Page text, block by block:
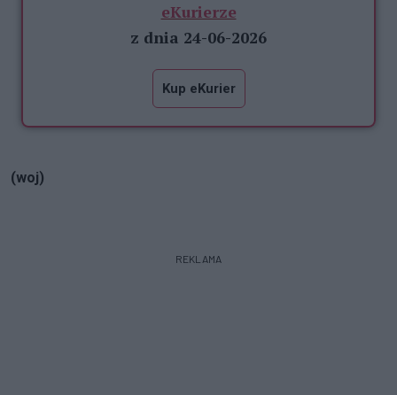
eKurierze
z dnia 24-06-2026
Kup eKurier
(woj)
REKLAMA